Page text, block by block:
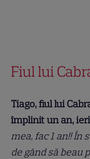
Fiul lui
Tiago, fiul lui
împlinit un an,
mea, fac 1 an!! În
de gând să beau